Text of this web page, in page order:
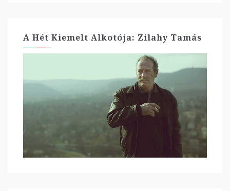
A Hét Kiemelt Alkotója: Zilahy Tamás